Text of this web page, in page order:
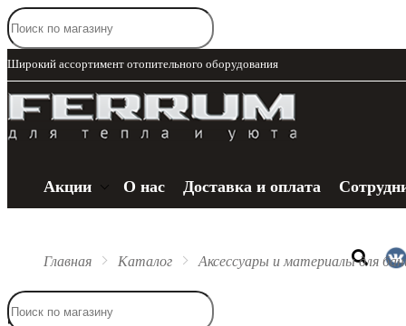
Широкий ассортимент отопительного оборудования
Акции О нас Доставка и оплата
Каталог
Главная Каталог Аксессуары и материалы для
Дверцы